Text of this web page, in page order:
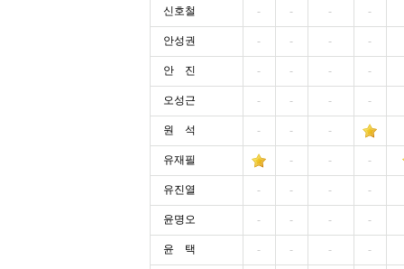
신호철 - - - -
안성권 - - - -
안 진 - - - -
오성근 - - - -
원 석 - - -
유재필 - - -
유진열 - - - -
윤명오 - - - -
윤 택 - - - -